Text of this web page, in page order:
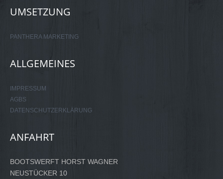
UMSETZUNG
PANTHERA MARKETING
ALLGEMEINES
IMPRESSUM
AGBS
DATENSCHUTZERKLÄRUNG
ANFAHRT
BOOTSWERFT HORST WAGNER
NEUSTÜCKER 10